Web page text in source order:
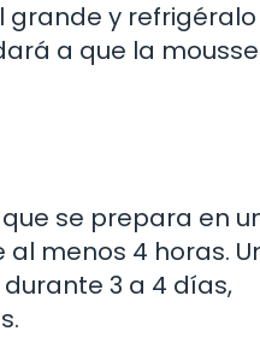
grande y refrigéralo
a que la mousse
se prepara en
menos 4 horas.
3 a 4 días,